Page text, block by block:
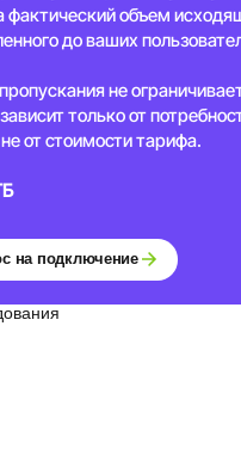
фактический объем
до ваших
не
только от
от стоимости тарифа.
на подключение